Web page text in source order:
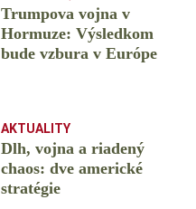
Trumpova vojna v
Hormuze: Výsledkom
bude vzbura v Európe
AKTUALITY
Dlh, vojna a riadený
chaos: dve americké
stratégie